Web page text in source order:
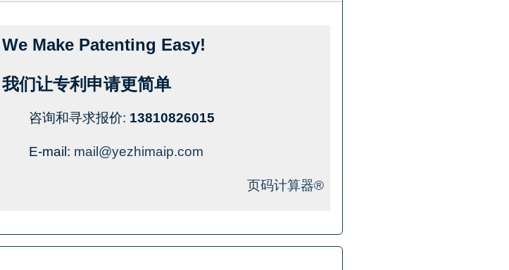
We Make Patenting Easy!
我们让专利申请更简单
咨询和寻求报价: 13810826015
E-mail: mail@yezhimaip.com
页码计算器®